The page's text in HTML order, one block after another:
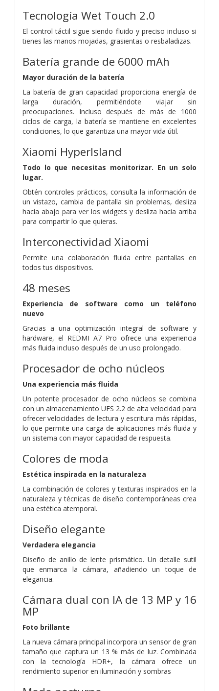
Tecnología Wet Touch 2.0
El control táctil sigue siendo fluido y preciso incluso si
tienes las manos mojadas, grasientas o resbaladizas.
Batería grande de 6000 mAh
Mayor duración de la batería
La batería de gran capacidad proporciona energía de
larga duración, permitiéndote viajar sin
preocupaciones. Incluso después de más de 1000
ciclos de carga, la batería se mantiene en excelentes
condiciones, lo que garantiza una mayor vida útil.
Xiaomi HyperIsland
Todo lo que necesitas monitorizar. En un solo
lugar.
Obtén controles prácticos, consulta la información de
un vistazo, cambia de pantalla sin problemas, desliza
hacia abajo para ver los widgets y desliza hacia arriba
para compartir lo que quieras.
Interconectividad Xiaomi
Permite una colaboración fluida entre pantallas en
todos tus dispositivos.
48 meses
Experiencia de software como un teléfono
nuevo
Gracias a una optimización integral de software y
hardware, el REDMI A7 Pro ofrece una experiencia
más fluida incluso después de un uso prolongado.
Procesador de ocho núcleos
Una experiencia más fluida
Un potente procesador de ocho núcleos se combina
con un almacenamiento UFS 2.2 de alta velocidad para
ofrecer velocidades de lectura y escritura más rápidas,
lo que permite una carga de aplicaciones más fluida y
un sistema con mayor capacidad de respuesta.
Colores de moda
Estética inspirada en la naturaleza
La combinación de colores y texturas inspirados en la
naturaleza y técnicas de diseño contemporáneas crea
una estética atemporal.
Diseño elegante
Verdadera elegancia
Diseño de anillo de lente prismático. Un detalle sutil
que enmarca la cámara, añadiendo un toque de
elegancia.
Cámara dual con IA de 13 MP y 16
MP
Foto brillante
La nueva cámara principal incorpora un sensor de gran
tamaño que captura un 13 % más de luz. Combinada
con la tecnología HDR+, la cámara ofrece un
rendimiento superior en iluminación y sombras